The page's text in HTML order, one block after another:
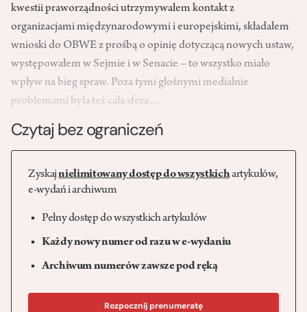
kwestii praworządności utrzymywałem kontakt z
organizacjami międzynarodowymi i europejskimi, składałem
wnioski do OBWE z prośbą o opinię dotyczącą nowych ustaw,
występowałem w Sejmie i w Senacie – to wszystko miało
wpływ na bieg spraw. Poza tymi głośnymi medialnie
problemami była też cała sfera…
Czytaj bez ograniczeń
Zyskajnielimitowany dostęp do wszystkichartykułów,
e-wydań i archiwum
Pełny dostęp do wszystkich artykułów
Każdy nowy numer od razu w e-wydaniu
Archiwum numerów zawsze pod ręką
Rozpocznij prenumeratę